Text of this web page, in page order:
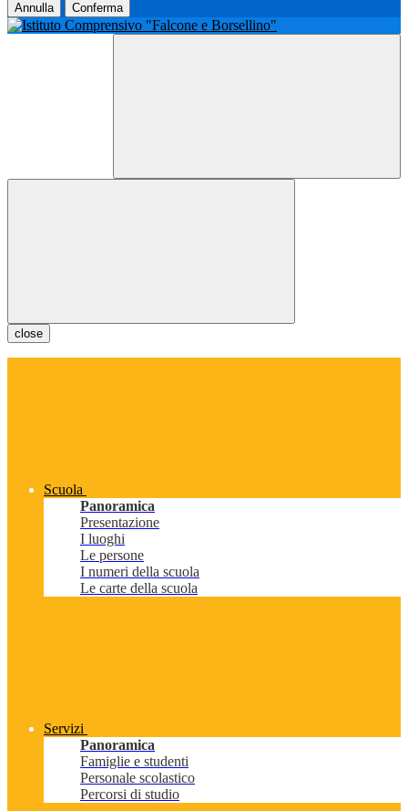
Annulla Conferma
close
Scuola
Panoramica
Presentazione
I luoghi
Le persone
I numeri della scuola
Le carte della scuola
Servizi
Panoramica
Famiglie e studenti
Personale scolastico
Percorsi di studio